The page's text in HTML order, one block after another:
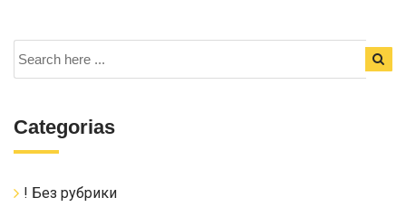
Categorias
! Без рубрики